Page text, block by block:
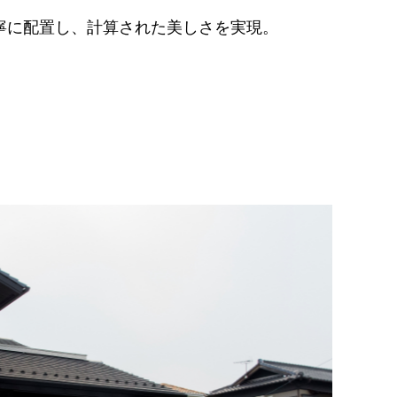
配置し、計算された美しさを実現。